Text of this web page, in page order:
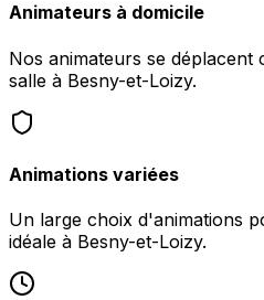
Animateurs à domicile
Nos animateurs se
salle à Besny-et-Loizy.
Animations variées
Un large choix d'animations
idéale à Besny-et-Loizy.